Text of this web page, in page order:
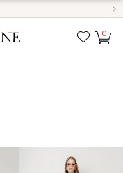
我的
0